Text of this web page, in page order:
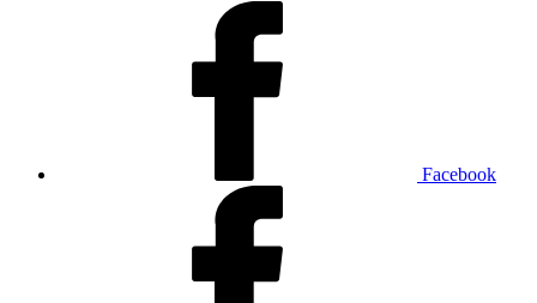
Facebook